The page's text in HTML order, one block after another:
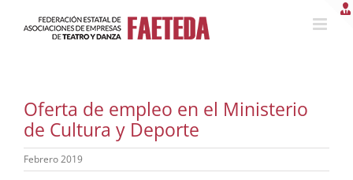
Oferta de empleo en el Ministerio
de Cultura y Deporte
Febrero 2019